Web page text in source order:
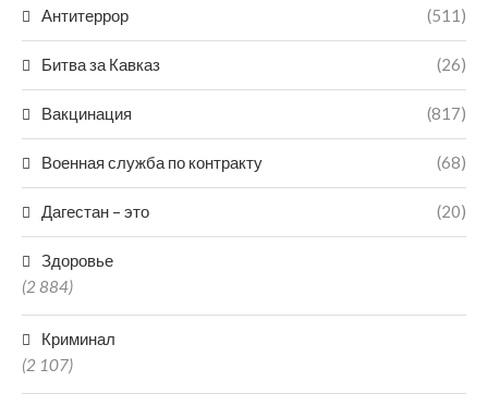
Антитеррор (511)
Битва за Кавказ (26)
Вакцинация (817)
Военная служба по контракту (68)
Дагестан – это (20)
Здоровье
(2 884)
Криминал
(2 107)